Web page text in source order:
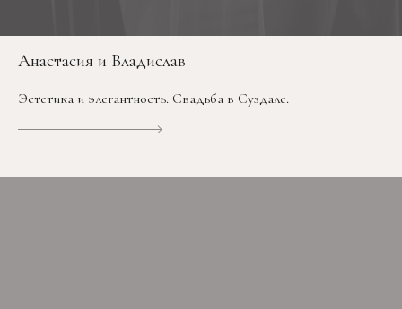
Анастасия и Владислав
Эстетика и элегантность. Свадьба в Суздале.